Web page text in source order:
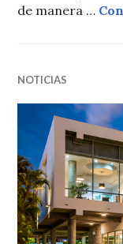
de manera …
NOTICIAS